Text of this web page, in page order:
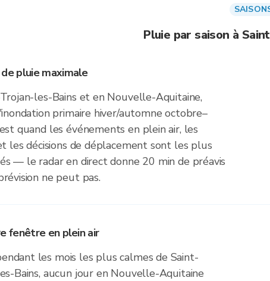
Pluie par saison à
pluie maximale
les-Bains et en Nouvelle-Aquitaine,
primaire hiver/automne octobre–
quand les événements en plein air, les
les décisions de déplacement sont les plus
— le radar en direct donne 20 min de préavis
ne peut pas.
fenêtre en plein air
les mois les plus calmes de Saint-
Bains, aucun jour en Nouvelle-Aquitaine